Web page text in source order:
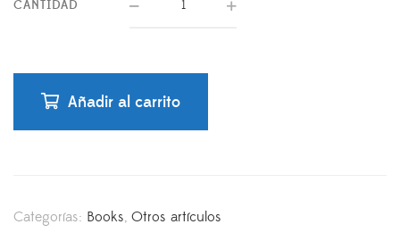
CANTIDAD
Añadir al carrito
Categorías: Books, Otros artículos